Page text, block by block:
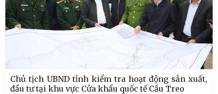
Chủ tịch UBND tỉnh kiểm tra hoạt động sản xuất,
đầu tư tại khu vực Cửa khẩu quốc tế Cầu Treo